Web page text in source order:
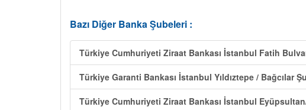
Bazı Diğer Banka Şubeleri :
Türkiye Cumhuriyeti Ziraat Bankası İstanbul Fatih
Türkiye Garanti Bankası İstanbul Yıldıztepe / Bağcılar
Türkiye Cumhuriyeti Ziraat Bankası İstanbul